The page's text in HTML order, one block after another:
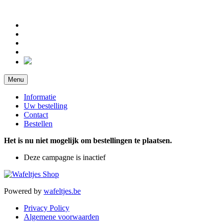
Menu
Informatie
Uw bestelling
Contact
Bestellen
Het is nu niet mogelijk om bestellingen te plaatsen.
Deze campagne is inactief
Powered by wafeltjes.be
Privacy Policy
Algemene voorwaarden